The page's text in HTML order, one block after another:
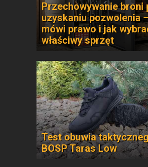
Przechowywanie broni
uzyskaniu pozwolenia
mówi prawo i jak
właściwy sprzęt
Test obuwia
BOSP Taras Low